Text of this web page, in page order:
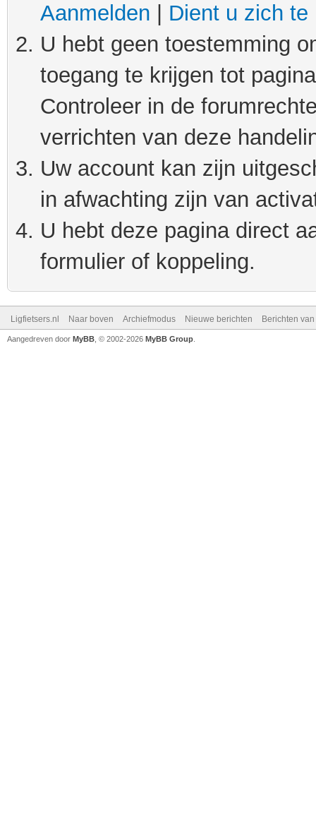
Aanmelden
Dient u zich te
U hebt geen toestemming
toegang te krijgen tot
Controleer in de
verrichten van deze
Uw account kan zijn
in afwachting zijn van
U hebt deze pagina direct
formulier of koppeling.
Ligfietsers.nl Naar boven Archiefmodus Nieuwe berichten Berichten
Aangedreven door MyBB , © 2002-2026 MyBB Group